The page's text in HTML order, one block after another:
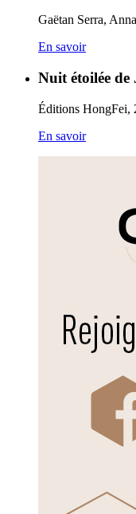
Gaëtan Serra,
En savoir
Nuit étoilée
Éditions HongFei,
En savoir